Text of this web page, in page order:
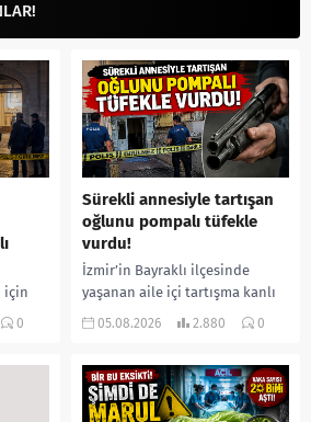
için
0
Sürekli annesiyle tartışan
oğlunu pompalı tüfekle
vurdu!
İzmir’in Bayraklı ilçesinde
yaşanan aile içi tartışma kanlı
bitti. İddiaya göre, uzun süredir
05.08.2026 2.880 0